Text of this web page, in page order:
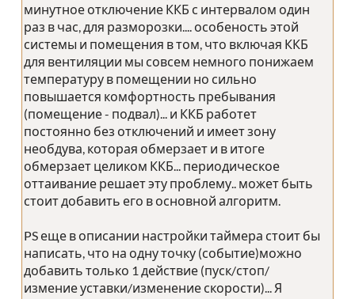
минутное отключение ККБ с интервалом один
раз в час, для разморозки.... особеность этой
системы и помещения в том, что включая ККБ
для вентиляции мы совсем немного понижаем
температуру в помещении но сильно
повышается комфортность пребывания
(помещение - подвал)... и ККБ работет
постоянно без отключений и имеет зону
необдува, которая обмерзает и в итоге
обмерзает целиком ККБ... периодическое
оттаивание решает эту проблему.. может быть
стоит добавить его в основной алгоритм.
PS еще в описании настройки таймера стоит бы
написать, что на одну точку (событие)можно
добавить только 1 действие (пуск/стоп/
измение уставки/изменение скорости)... Я